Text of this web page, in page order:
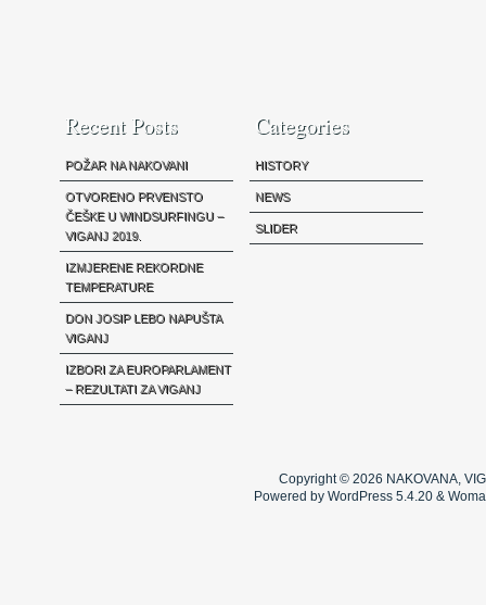
Recent Posts
POŽAR NA NAKOVANI
OTVORENO PRVENSTO
ČEŠKE U WINDSURFINGU –
VIGANJ 2019.
IZMJERENE REKORDNE
TEMPERATURE
DON JOSIP LEBO NAPUŠTA
VIGANJ
IZBORI ZA EUROPARLAMENT
– REZULTATI ZA VIGANJ
Categories
HISTORY
NEWS
SLIDER
Copyright © 2026 NAKOVANA,
Powered by WordPress 5.4.20 &